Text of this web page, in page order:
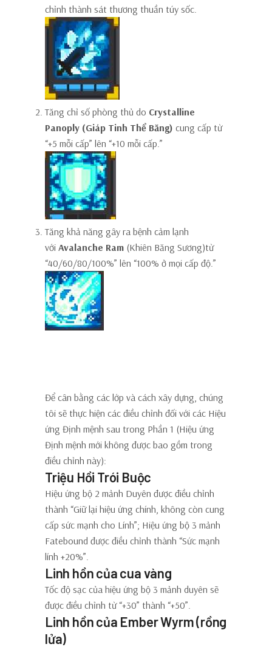
chỉnh thành sát thương thuần túy sốc.
Tăng chỉ số phòng thủ do Crystalline
Panoply (Giáp Tinh Thể Băng) cung cấp từ
“+5 mỗi cấp” lên “+10 mỗi cấp.”
Tăng khả năng gây ra bệnh cảm lạnh
với Avalanche Ram (Khiên Băng Sương)từ
“40/60/80/100%” lên “100% ở mọi cấp độ.”
Để cân bằng các lớp và cách xây dựng, chúng
tôi sẽ thực hiện các điều chỉnh đối với các Hiệu
ứng Định mệnh sau trong Phần 1 (Hiệu ứng
Định mệnh mới không được bao gồm trong
điều chỉnh này):
Triệu Hồi Trói Buộc
Hiệu ứng bộ 2 mảnh Duyên được điều chỉnh
thành “Giữ lại hiệu ứng chính, không còn cung
cấp sức mạnh cho Lính”; Hiệu ứng bộ 3 mảnh
Fatebound được điều chỉnh thành “Sức mạnh
lính +20%”.
Linh hồn của cua vàng
Tốc độ sạc của hiệu ứng bộ 3 mảnh duyên sẽ
được điều chỉnh từ “+30” thành “+50”.
Linh hồn của Ember Wyrm (rồng
lửa)